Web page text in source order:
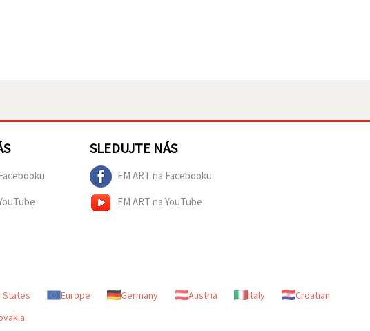
SLEDUJTE NÁS
EM ART na Facebooku
EM ART na YouTube
States Europe Germany Austria Italy
Croatian